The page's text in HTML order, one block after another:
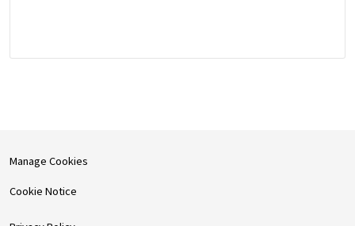
Manage Cookies
Cookie Notice